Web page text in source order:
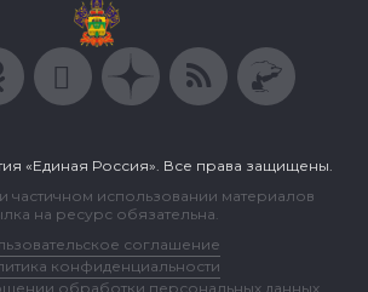
«Единая Россия». Все права защищены.
частичном использовании материалов
на ресурс обязательна.
соглашение
конфиденциальности
обработки персональных данных